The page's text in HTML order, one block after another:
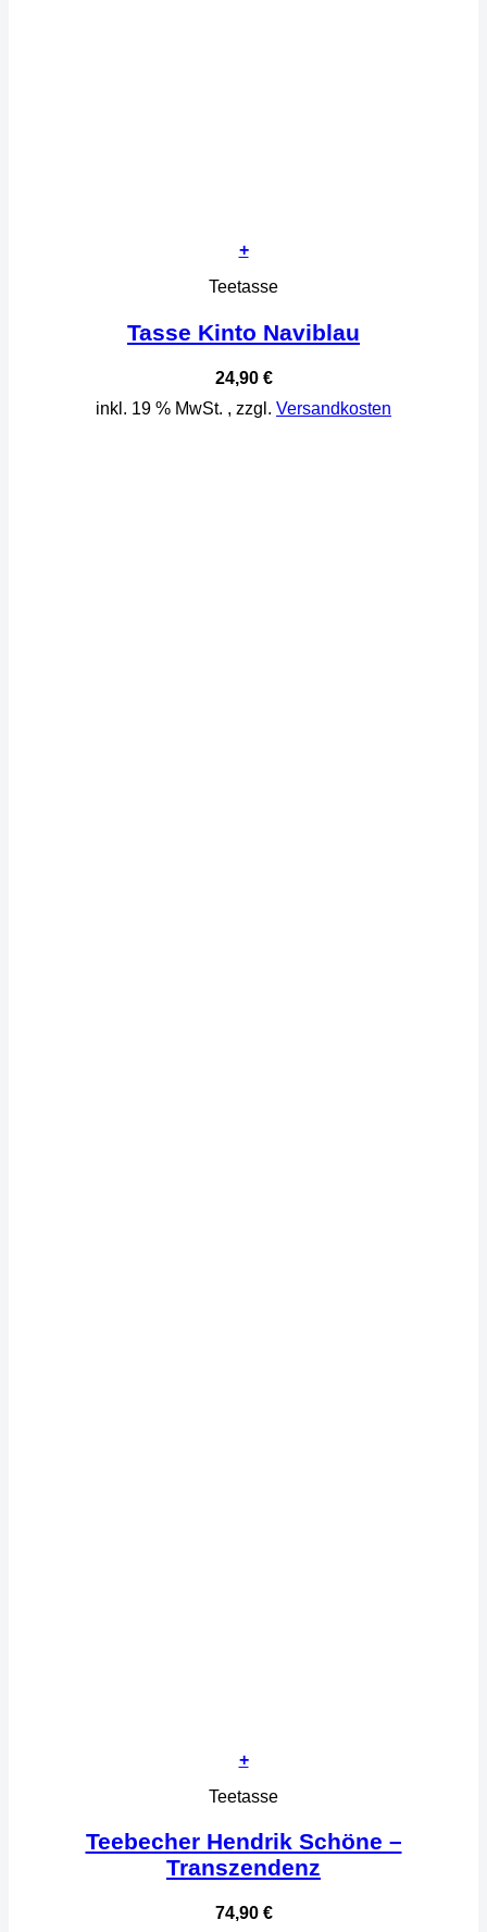
+
Teetasse
Tasse Kinto Naviblau
24,90 €
inkl. 19 % MwSt. , zzgl. Versandkosten
+
Teetasse
Teebecher Hendrik Schöne –
Transzendenz
74,90 €